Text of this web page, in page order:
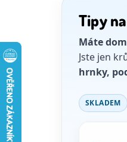
Tipy
Máte
Jste jen
hrnky,
SKLADEM